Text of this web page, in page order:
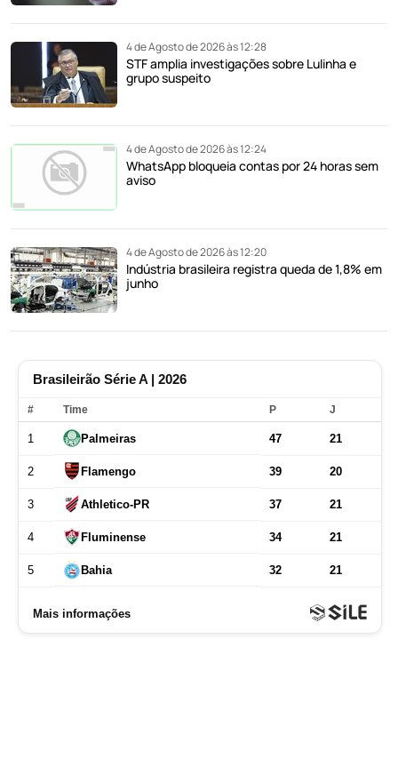
4 de Agosto de 2026 às 12:28
STF amplia investigações sobre Lulinha e
grupo suspeito
4 de Agosto de 2026 às 12:24
WhatsApp bloqueia contas por 24 horas sem
aviso
4 de Agosto de 2026 às 12:20
Indústria brasileira registra queda de 1,8% em
junho